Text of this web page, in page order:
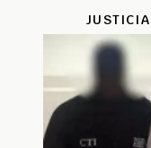
JUSTICIA